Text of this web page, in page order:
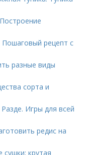
Пошаговый рецепт с
разные виды
сорта и
Игры для всей
редис на
сушки: крутая